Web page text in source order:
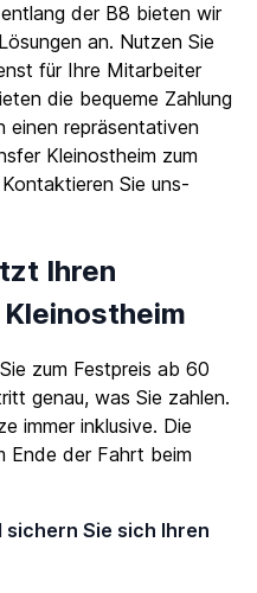
der B8 bieten wir
an. Nutzen Sie
für Ihre Mitarbeiter
die bequeme Zahlung
einen repräsentativen
Kleinostheim zum
Kontaktieren Sie uns-
Ihren
zum Festpreis ab 60
genau, was Sie zahlen.
immer inklusive. Die
Ende der Fahrt beim
Sie sich Ihren